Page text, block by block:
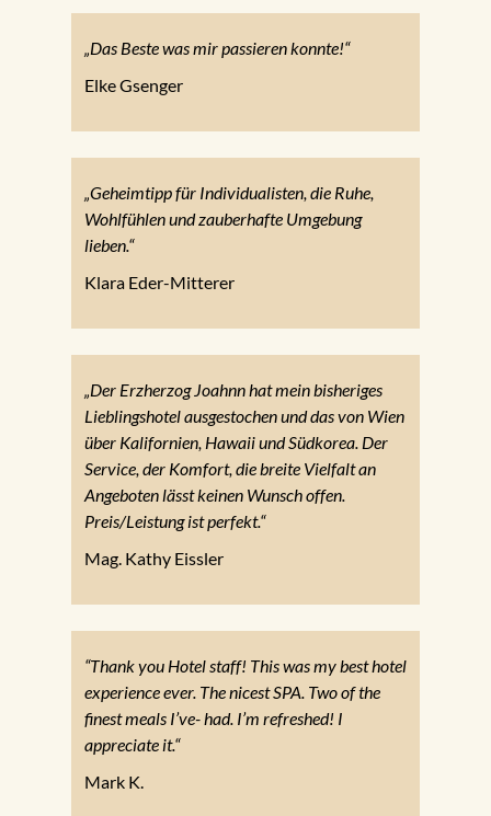
„Das Beste was mir passieren konnte!“
Elke Gsenger
„Geheimtipp für Individualisten, die Ruhe,
Wohlfühlen und zauberhafte Umgebung
lieben.“
Klara Eder-Mitterer
„Der Erzherzog Joahnn hat mein bisheriges
Lieblingshotel ausgestochen und das von Wien
über Kalifornien, Hawaii und Südkorea. Der
Service, der Komfort, die breite Vielfalt an
Angeboten lässt keinen Wunsch offen.
Preis/Leistung ist perfekt.“
Mag. Kathy Eissler
“Thank you Hotel staff! This was my best hotel
experience ever. The nicest SPA. Two of the
finest meals I’ve- had. I’m refreshed! I
appreciate it.“
Mark K.